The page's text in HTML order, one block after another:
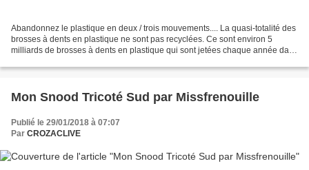
Abandonnez le plastique en deux / trois mouvements.... La quasi-totalité des
brosses à dents en plastique ne sont pas recyclées. Ce sont environ 5
milliards de brosses à dents en plastique qui sont jetées chaque année dans
Mon Snood Tricoté Sud par Missfrenouille
Publié le 29/01/2018 à 07:07
Par CROZACLIVE